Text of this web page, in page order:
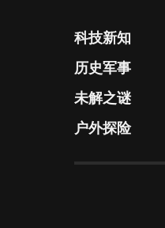
科技新知
历史军事
未解之谜
户外探险